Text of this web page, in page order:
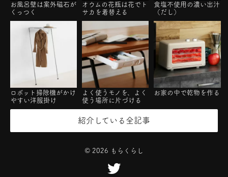
お風呂壁は案外磁石が
くっつく
オウムの花瓶は花でト
サカを着替える
食塩不使用の濃い出汁
（だし）
ロボット掃除機がかけ
やすい洋服掛け
よく使うモノを、よく
使う場所に片づける
お家の中で乾物を作る
紹介している全記事
© 2026 もらくらし